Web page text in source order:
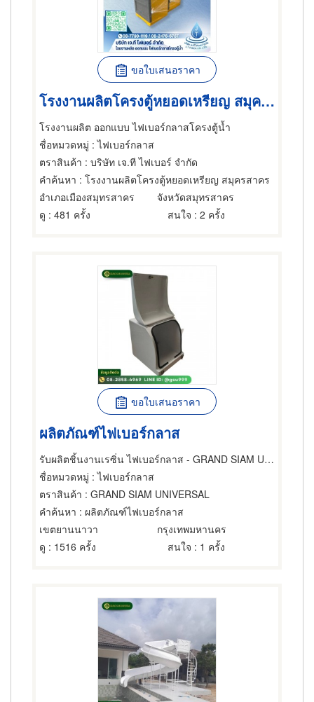
ขอใบเสนอราคา
โรงงานผลิตโครงตู้หยอดเหรียญ สมุครสาคร
โรงงานผลิต ออกแบบ ไฟเบอร์กลาสโครงตู้น้ำ
ชื่อหมวดหมู่ : ไฟเบอร์กลาส
ตราสินค้า : บริษัท เจ.ที ไฟเบอร์ จำกัด
คำค้นหา : โรงงานผลิตโครงตู้หยอดเหรียญ สมุครสาคร
อำเภอเมืองสมุทรสาคร
จังหวัดสมุทรสาคร
ดู : 481 ครั้ง สนใจ : 2 ครั้ง
ขอใบเสนอราคา
ผลิตภัณฑ์ไฟเบอร์กลาส
รับผลิตชิ้นงานเรซิ่น ไฟเบอร์กลาส - GRAND SIAM UNIVERSAL
ชื่อหมวดหมู่ : ไฟเบอร์กลาส
ตราสินค้า : GRAND SIAM UNIVERSAL
คำค้นหา : ผลิตภัณฑ์ไฟเบอร์กลาส
เขตยานนาวา
กรุงเทพมหานคร
ดู : 1516 ครั้ง สนใจ : 1 ครั้ง